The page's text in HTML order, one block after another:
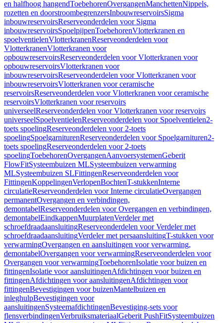
en halfhoog hangendToebehorenOvergangenManchettenNippels,
rozetten en doorstroombegrenzersInbouwreservoirsSigma
inbouwreservoirsReserveonderdelen voor Sigma
inbouwreservoirsSpoelpijpenToebehorenVlotterkranen en
spoelventielenVlotterkranenReserveonderdelen voor
VlotterkranenVlotterkranen voor
opbouwreservoirsReserveonderdelen voor Vlotterkranen voor
opbouwreservoirsVlotterkranen voor
inbouwreservoirsReserveonderdelen voor Vlotterkranen voor
inbouwreservoirsVlotterkranen voor ceramische
reservoirsReserveonderdelen voor Vlotterkranen voor ceramische
reservoirsVlotterkranen voor reservoirs
universeelReserveonderdelen voor Vlotterkranen voor reservoirs
universeelSpoelventielenReserveonderdelen voor Spoelventielen2-
toets spoelingReserveonderdelen voor 2-toets
spoelingSpoelgarniturenReserveonderdelen voor Spoelgarnituren2-
toets spoelingReserveonderdelen voor 2-toets
spoelingToebehorenOvergangenAanvoersystemenGeberit
FlowFitSysteembuizen MLSysteembuizen verwarming
MLSysteembuizen SLFittingenReserveonderdelen voor
FittingenKoppelingenVerlopenBochtenT-stukkenInterne
circulatieReserveonderdelen voor Interne circulatieOvergangen
permanentOvergangen en verbindingen,
demontabelReserveonderdelen voor Overgangen en verbindingen,
demontabelEindkappenMuurplatenVerdeler met
schroefdraadaansluitingReserveonderdelen voor Verdeler met
schroefdraadaansluitingVerdeler met persaansluitingT-stukken voor
verwarmingOvergangen en aansluitingen voor verwarming,
demontabelOvergangen voor verwarmingReserveonderdelen voor
Overgangen voor verwarmingToebehorenIsolatie voor buizen en
fittingenIsolatie voor aansluitingenAfdichtingen voor buizen en
fittingenAfdichtingen voor aansluitingenAfdichtingen voor
fittingenBevestigingen voor buizenMantelbuizen en
inleghulpBevestigingen voor
aansluitingenSysteemafdichtingenBevestiging-sets voor
flensverbindingenVerbruiksmateriaalGeberit PushFitSysteembuizen